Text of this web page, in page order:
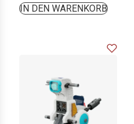
IN DEN WARENKORB